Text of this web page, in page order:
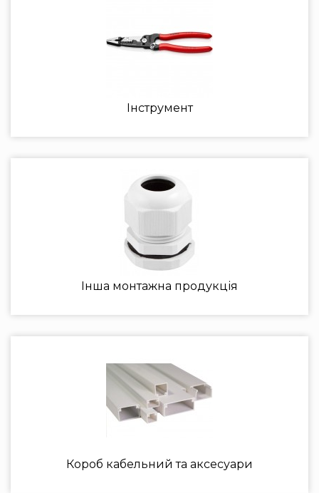
Інструмент
Інша монтажна продукція
Короб кабельний та аксесуари